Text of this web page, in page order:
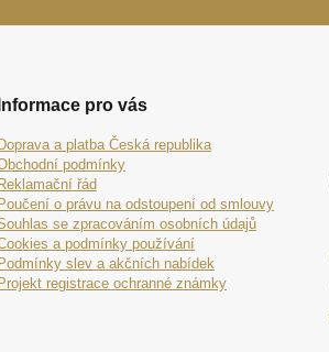
Informace pro vás
Doprava a platba Česká republika
podmínky
Reklamační řád
Poučení o právu na odstoupení od smlouvy
se zpracováním osobních údajů
a podmínky používání
Podmínky slev a akčních nabídek
Projekt registrace ochranné známky